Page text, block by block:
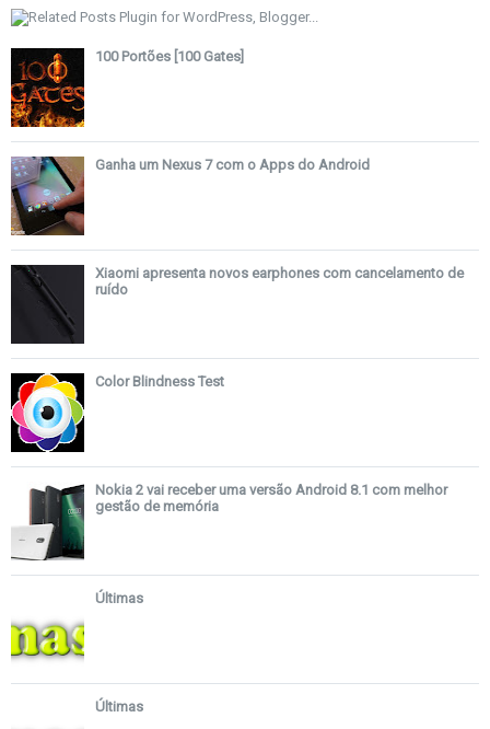
100 Portões [100 Gates]
Ganha um Nexus 7 com o Apps do Android
Xiaomi apresenta novos earphones com cancelamento de
ruído
Color Blindness Test
Nokia 2 vai receber uma versão Android 8.1 com melhor
gestão de memória
Últimas
Últimas